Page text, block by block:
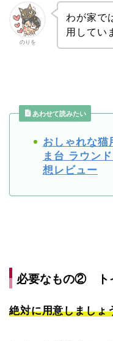
のりを
わが家で
用してい
あわせて読みたい
おしゃれな
ま台 ラウン
想レビュー
必要なもの② ト
絶対に用意しましょ